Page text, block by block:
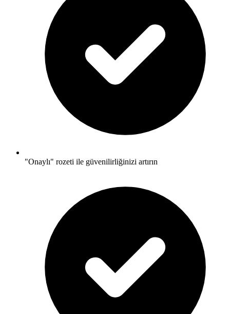
"Onaylı" rozeti ile güvenilirliğinizi artırın